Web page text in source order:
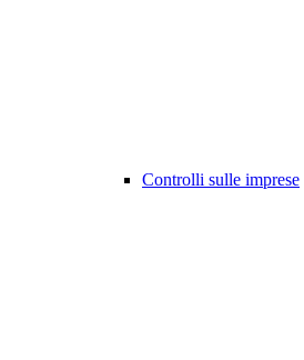
Controlli sulle imprese